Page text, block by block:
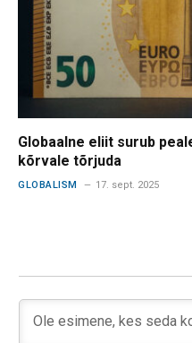
Globaalne eliit surub
kõrvale tõrjuda
GLOBALISM 17. sept. 2025